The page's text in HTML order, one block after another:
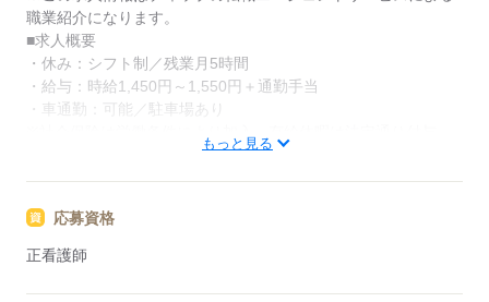
履歴書作成のアドバイスや面接日の調整だけでなく、
お給料、お休み、入職時期の交渉もサポートします。
【もちろん無料】
費用は一切かかりません。
職業紹介になります。
■求人概要
・休み：シフト制／残業月5時間
・給与：時給1,450円～1,550円＋通勤手当
・車通勤：可能／駐車場あり
■業務内容ー有料老人ホームでの看護業務
※普通自動車運転免許必須（AT限定可）
◎日勤のみ／残業ほぼなし
もっと見る
応募資格
正看護師